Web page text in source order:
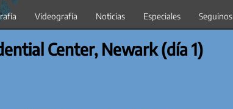
Videografía Noticias Especiales Seguinos
Center, Newark (día 1)